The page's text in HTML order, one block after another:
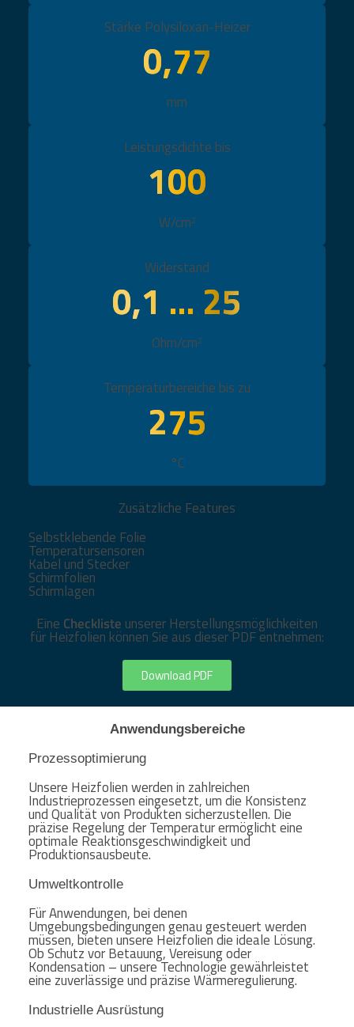
Stärke Polysiloxan-Heizer
0,77
mm
Leistungsdichte bis
100
W/cm2
Widerstand
0,1 … 25
Ohm/cm2
Temperaturbereiche bis zu
275
°C
Zusätzliche Features
Selbstklebende Folie
Temperatursensoren
Kabel und Stecker
Schirmfolien
Schirmlagen
Eine Checkliste unserer Herstellungsmöglichkeiten
für Heizfolien können Sie aus dieser PDF entnehmen:
Download PDF
Anwendungsbereiche
Prozessoptimierung
Unsere Heizfolien werden in zahlreichen
Industrieprozessen eingesetzt, um die Konsistenz
und Qualität von Produkten sicherzustellen. Die
präzise Regelung der Temperatur ermöglicht eine
optimale Reaktionsgeschwindigkeit und
Produktionsausbeute.
Umweltkontrolle
Für Anwendungen, bei denen
Umgebungsbedingungen genau gesteuert werden
müssen, bieten unsere Heizfolien die ideale Lösung.
Ob Schutz vor Betauung, Vereisung oder
Kondensation – unsere Technologie gewährleistet
eine zuverlässige und präzise Wärmeregulierung.
Industrielle Ausrüstung